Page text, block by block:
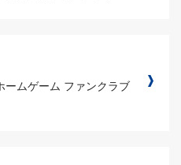
ームゲーム ファンクラブ